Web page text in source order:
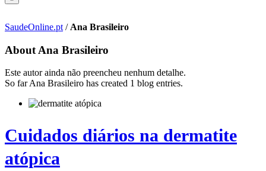
SaudeOnline.pt / Ana Brasileiro
About Ana Brasileiro
Este autor ainda não preencheu nenhum detalhe.
So far Ana Brasileiro has created 1 blog entries.
Cuidados diários na dermatite
atópica